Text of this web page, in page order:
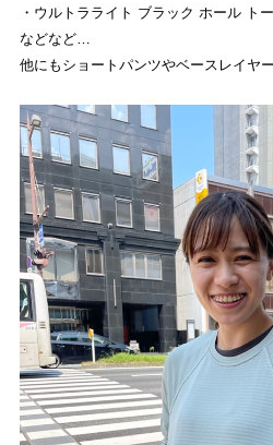
・ウルトラライト ブラック ホール ト
などなど…
他にもショートパンツやベースレイヤ